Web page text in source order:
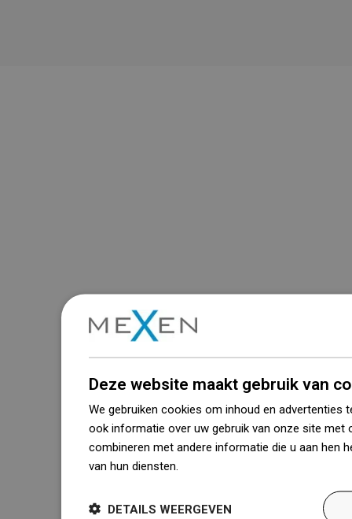
Deze website maakt gebruik van
We gebruiken cookies om inhoud en advertenties
ook informatie over uw gebruik van onze site met
combineren met andere informatie die u aan hen
van hun diensten.
DETAILS WEERGEVEN